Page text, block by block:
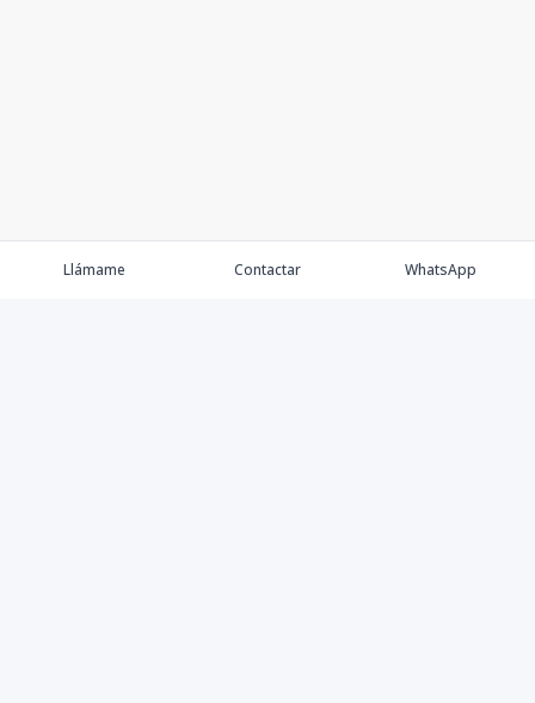
Llámame Contactar WhatsApp